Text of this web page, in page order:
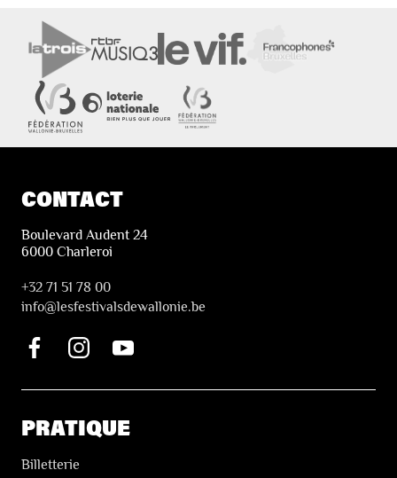
CONTACT
Boulevard Audent 24
6000 Charleroi
+32 71 51 78 00
info@lesfestivalsdewallonie.be
PRATIQUE
Billetterie